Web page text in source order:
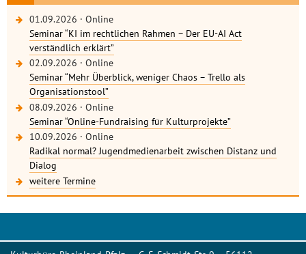
01.09.2026 · Online
Seminar “KI im rechtlichen Rahmen – Der EU-AI Act
verständlich erklärt”
02.09.2026 · Online
Seminar “Mehr Überblick, weniger Chaos – Trello als
Organisationstool”
08.09.2026 · Online
Seminar “Online-Fundraising für Kulturprojekte”
10.09.2026 · Online
Radikal normal? Jugendmedienarbeit zwischen Distanz und
Dialog
weitere Termine